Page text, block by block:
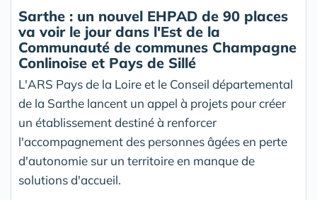
Sarthe : un nouvel EHPAD de 90 places
va voir le jour dans l'Est de la
Communauté de communes Champagne
Conlinoise et Pays de Sillé
L'ARS Pays de la Loire et le Conseil départemental
de la Sarthe lancent un appel à projets pour créer
un établissement destiné à renforcer
l'accompagnement des personnes âgées en perte
d'autonomie sur un territoire en manque de
solutions d'accueil.